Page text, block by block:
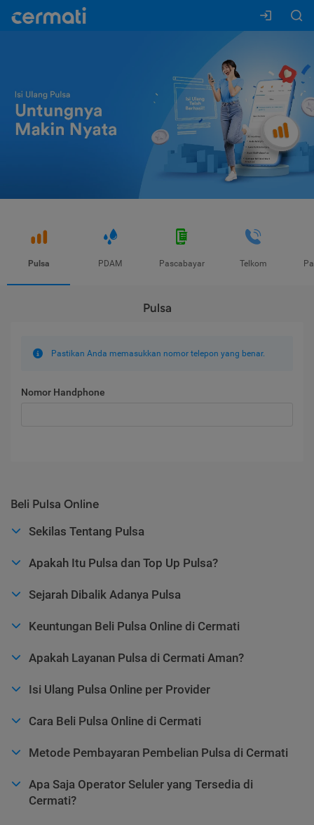
Pulsa PDAM Pascabayar Telkom
Pulsa
Pastikan Anda memasukkan nomor telepon yang benar.
Nomor Handphone
Beli Pulsa Online
Sekilas Tentang Pulsa
Apakah Itu Pulsa dan Top Up Pulsa?
Sejarah Dibalik Adanya Pulsa
Keuntungan Beli Pulsa Online di Cermati
Apakah Layanan Pulsa di Cermati Aman?
Isi Ulang Pulsa Online per Provider
Cara Beli Pulsa Online di Cermati
Metode Pembayaran Pembelian Pulsa di Cermati
Apa Saja Operator Seluler yang Tersedia di
Cermati?